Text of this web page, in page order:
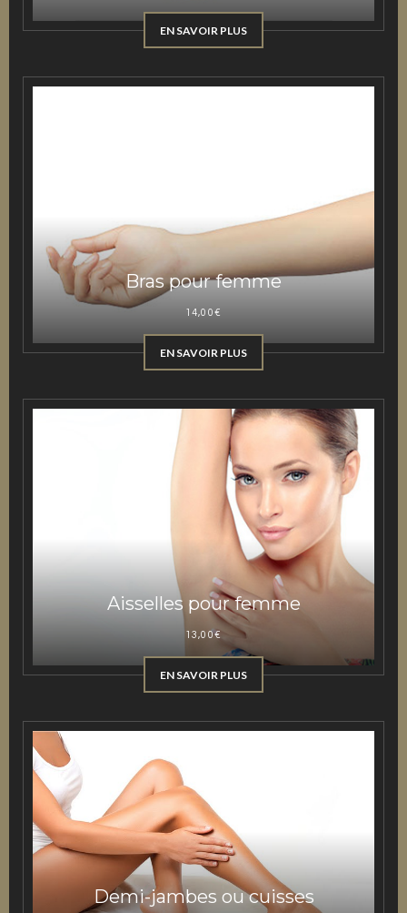
EN SAVOIR PLUS
Bras pour femme
14,00€
EN SAVOIR PLUS
Aisselles pour femme
13,00€
EN SAVOIR PLUS
Demi-jambes ou cuisses